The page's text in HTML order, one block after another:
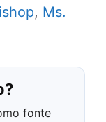
, Ms.
fonte